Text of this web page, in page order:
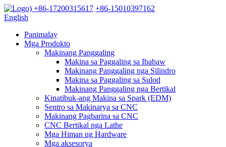
+86-17200315617 +86-15010397162
English
Panimalay
Mga Produkto
Makinang Panggaling
Makina sa Paggaling sa Ibabaw
Makinang Panggaling nga Silindro
Makina sa Paggaling sa Sulod
Makinang Panggaling nga Bertikal
Kinatibuk-ang Makina sa Spark (EDM)
Sentro sa Makinarya sa CNC
Makinang Pagbarina sa CNC
CNC Bertikal nga Lathe
Mga Himan ug Hardware
Mga aksesorya